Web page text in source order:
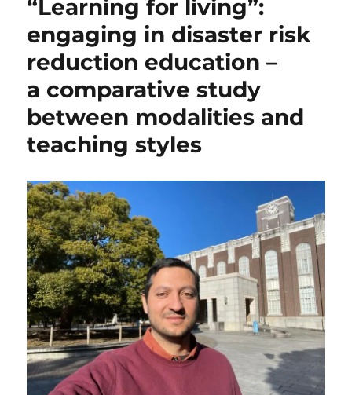
“Learning for living”:
engaging in disaster risk
reduction education –
a comparative study
between modalities and
teaching styles